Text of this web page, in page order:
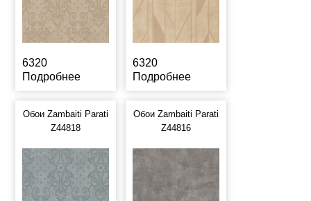
6320
Подробнее
6320
Подробнее
Обои Zambaiti Parati
Z44818
Обои Zambaiti Parati
Z44816